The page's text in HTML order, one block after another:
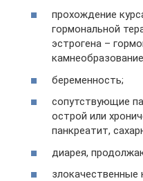
прохождение
гормональной
эстрогена –
беременность;
сопутствующие
острой или
панкреатит,
диарея,
злокачественные